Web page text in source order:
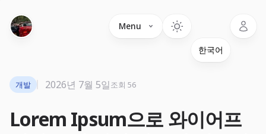
Menu
Lorem Ipsum으로 와이어프
개발 2026년 7월 5일조회 56